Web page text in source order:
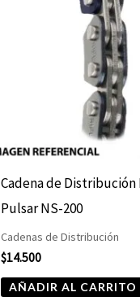
Cadena de Distribución
Pulsar NS-200
Cadenas de Distribución
$14.500
AÑADIR AL CARRITO